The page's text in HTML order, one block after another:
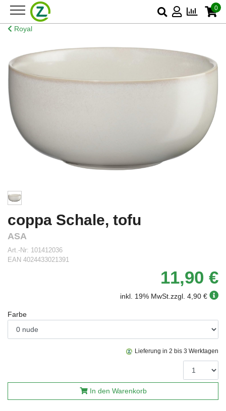
0
Royal
coppa Schale, tofu
ASA
Art.-Nr: 101412036
EAN 4024433021391
11,90 €
inkl. 19% MwSt.zzgl. 4,90 €
Farbe
Lieferung in 2 bis 3 Werktagen
In den Warenkorb